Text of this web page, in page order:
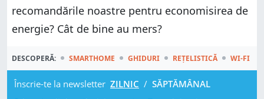
recomandările noastre pentru economisirea de
energie? Cât de bine au mers?
DESCOPERĂ: SMARTHOME GHIDURI REȚELISTICĂ WI-FI
Înscrie-te la newsletter ZILNIC / SĂPTĂMÂNAL